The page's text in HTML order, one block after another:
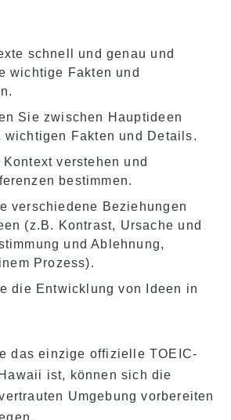
schnell und genau und
wichtige Fakten und
Sie zwischen Hauptideen
wichtigen Fakten und Details.
verstehen und
bestimmen.
verschiedene Beziehungen
(z.B. Kontrast, Ursache und
und Ablehnung,
Prozess).
die Entwicklung von Ideen in
das einzige offizielle TOEIC-
ist, können sich die
Umgebung vorbereiten